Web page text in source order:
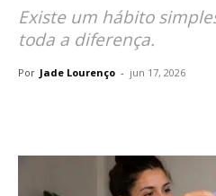
Existe um hábito
toda a diferença.
Por Jade Lourenço - jun 17, 2026